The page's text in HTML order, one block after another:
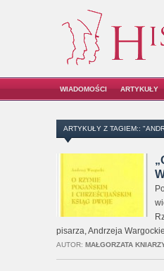
WIADOMOŚCI ARTYKUŁY
ARTYKUŁY Z TAGIEM::
pisarza, Andrzeja
AUTOR: MAŁGORZATA